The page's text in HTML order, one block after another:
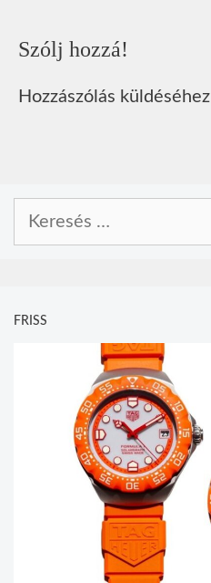
Szólj hozzá!
Hozzászólás küldéséhez
FRISS